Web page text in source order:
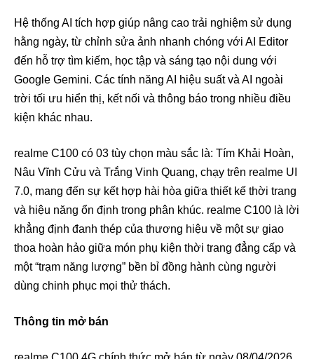
Hệ thống AI tích hợp giúp nâng cao trải nghiệm sử dụng
hằng ngày, từ chỉnh sửa ảnh nhanh chóng với AI Editor
đến hỗ trợ tìm kiếm, học tập và sáng tạo nội dung với
Google Gemini. Các tính năng AI hiệu suất và AI ngoài
trời tối ưu hiển thị, kết nối và thông báo trong nhiều điều
kiện khác nhau.
realme C100 có 03 tùy chọn màu sắc là: Tím Khải Hoàn,
Nâu Vĩnh Cửu và Trắng Vinh Quang, chạy trên realme UI
7.0, mang đến sự kết hợp hài hòa giữa thiết kế thời trang
và hiệu năng ổn định trong phân khúc. realme C100 là lời
khẳng định đanh thép của thương hiệu về một sự giao
thoa hoàn hảo giữa món phụ kiện thời trang đẳng cấp và
một “trạm năng lượng” bền bỉ đồng hành cùng người
dùng chinh phục mọi thử thách.
Thông tin mở bán